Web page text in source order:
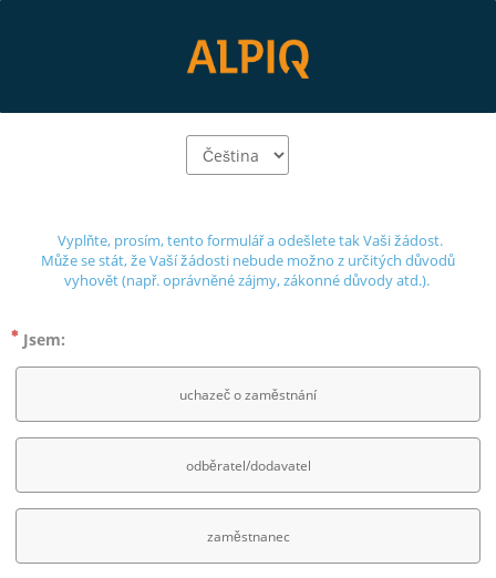
Vyplňte, prosím, tento formulář a odešlete tak Vaši žádost.
vyhovět (např. oprávněné zájmy, zákonné důvody atd.).
Jsem:
uchazeč o zaměstnání
odběratel/dodavatel
zaměstnanec